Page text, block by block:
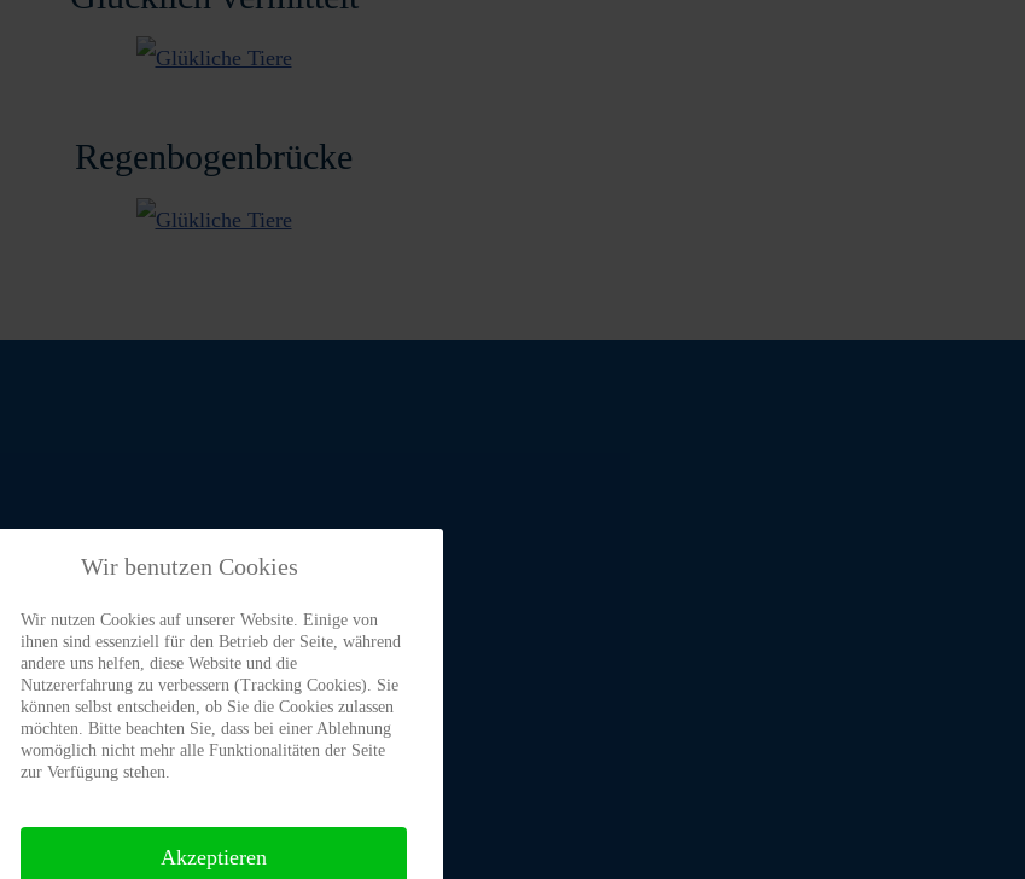
Regenbogenbrücke
Wir benutzen Cookies
Wir nutzen Cookies auf unserer Website. Einige von
ihnen sind essenziell für den Betrieb der Seite, während
andere uns helfen, diese Website und die
Nutzererfahrung zu verbessern (Tracking Cookies). Sie
können selbst entscheiden, ob Sie die Cookies zulassen
möchten. Bitte beachten Sie, dass bei einer Ablehnung
womöglich nicht mehr alle Funktionalitäten der Seite
zur Verfügung stehen.
Akzeptieren